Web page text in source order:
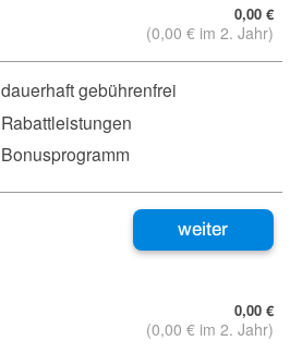
0,00 €
(0,00 € im 2. Jahr)
dauerhaft gebührenfrei
Rabattleistungen
Bonusprogramm
weiter
0,00 €
(0,00 € im 2. Jahr)